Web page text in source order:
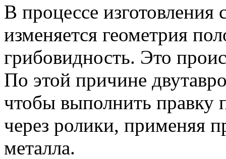
В процессе изготовления
изменяется геометрия
грибовидность. Это
По этой причине
чтобы выполнить правку
через ролики, применяя
металла.